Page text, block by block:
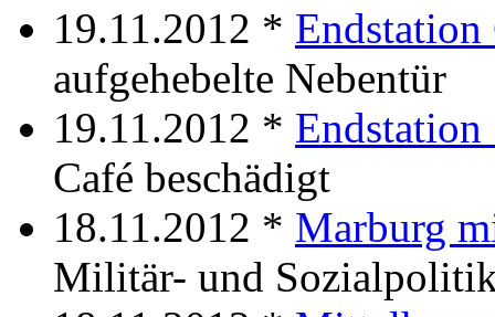
19.11.2012 * Endstation
aufgehebelte Nebentür
19.11.2012 * Endstation
Café beschädigt
18.11.2012 * Marburg
Militär- und